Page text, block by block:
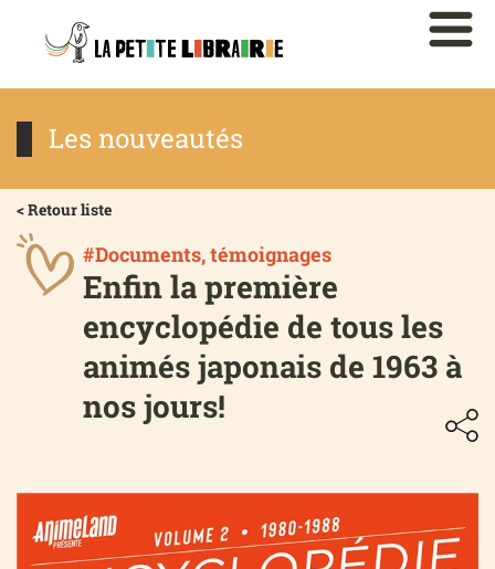
Les nouveautés
< Retour liste
#Documents, témoignages
Enfin la première
encyclopédie de tous les
animés japonais de 1963 à
nos jours!